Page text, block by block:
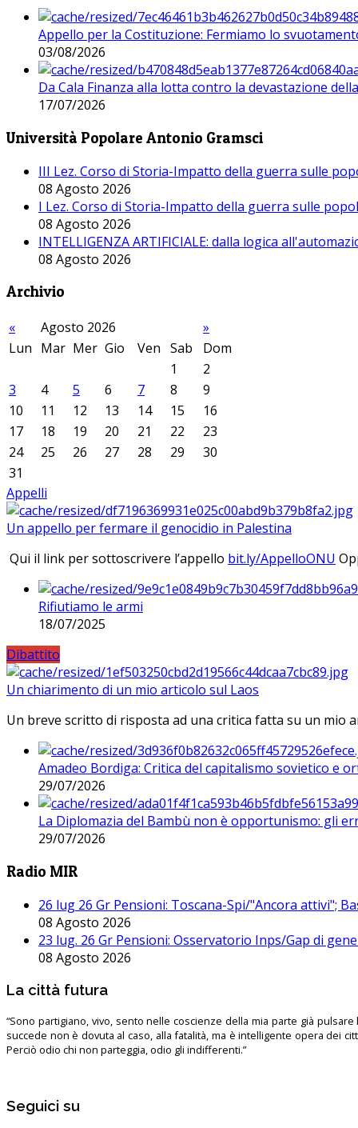
Appello per la Costituzione: Fermiamo lo
03/08/2026
Da Cala Finanza alla lotta contro la devastazione
17/07/2026
Università Popolare Antonio Gramsci
III Lez. Corso di Storia-Impatto della guerra sulle
08 Agosto 2026
I Lez. Corso di Storia-Impatto della guerra sulle
08 Agosto 2026
INTELLIGENZA ARTIFICIALE: dalla logica
08 Agosto 2026
Archivio
« Agosto 2026
»
Lun Mar Mer Gio Ven Sab
Dom
1
2
3
4 5 6 7 8
9
10
11 12 13 14 15
16
17
18 19 20 21 22
23
24
25 26 27 28 29
30
31
Appelli
Un appello per fermare il genocidio in Palestina
Qui il link per sottoscrivere l’appello bit.ly/AppelloONU
Rifiutiamo le armi
18/07/2025
Dibattito
Un chiarimento di un mio articolo sul Laos
Un breve scritto di risposta ad una critica fatta su un mio
Amadeo Bordiga: Critica del capitalismo sovietico e
29/07/2026
La Diplomazia del Bambù non è opportunismo: gli
29/07/2026
Radio MIR
26 lug 26 Gr Pensioni: Toscana-Spi/"Ancora attivi";
08 Agosto 2026
23 lug. 26 Gr Pensioni: Osservatorio Inps/Gap di
08 Agosto 2026
La città futura
“Sono partigiano, vivo, sento nelle coscienze della mia parte già pulsare
succede non è dovuta al caso, alla fatalità, ma è intelligente opera dei
Perciò odio chi non parteggia, odio gli indifferenti.”
Seguici su